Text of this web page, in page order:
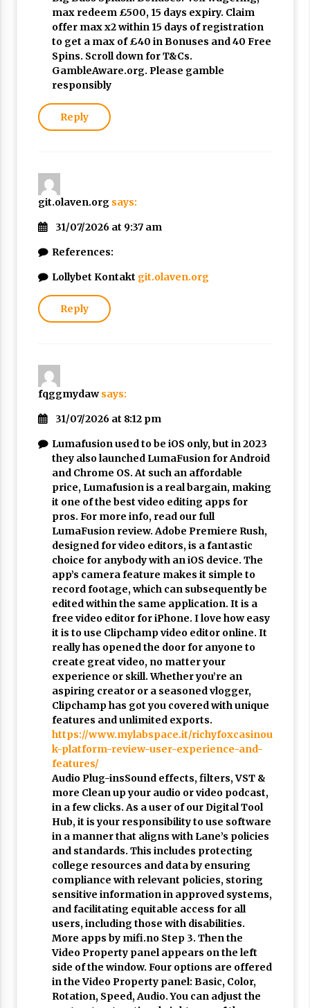
max redeem £500, 15 days expiry. Claim
offer max x2 within 15 days of registration
to get a max of £40 in Bonuses and 40 Free
Spins. Scroll down for T&Cs.
GambleAware.org. Please gamble
responsibly
Reply
git.olaven.org says:
31/07/2026 at 9:37 am
References:
Lollybet Kontakt git.olaven.org
Reply
fqggmydaw says:
31/07/2026 at 8:12 pm
Lumafusion used to be iOS only, but in 2023
they also launched LumaFusion for Android
and Chrome OS. At such an affordable
price, Lumafusion is a real bargain, making
it one of the best video editing apps for
pros. For more info, read our full
LumaFusion review. Adobe Premiere Rush,
designed for video editors, is a fantastic
choice for anybody with an iOS device. The
app’s camera feature makes it simple to
record footage, which can subsequently be
edited within the same application. It is a
free video editor for iPhone. I love how easy
it is to use Clipchamp video editor online. It
really has opened the door for anyone to
create great video, no matter your
experience or skill. Whether you’re an
aspiring creator or a seasoned vlogger,
Clipchamp has got you covered with unique
features and unlimited exports.
https://www.mylabspace.it/richyfoxcasinou
k-platform-review-user-experience-and-
features/
Audio Plug-insSound effects, filters, VST &
more Clean up your audio or video podcast,
in a few clicks. As a user of our Digital Tool
Hub, it is your responsibility to use software
in a manner that aligns with Lane’s policies
and standards. This includes protecting
college resources and data by ensuring
compliance with relevant policies, storing
sensitive information in approved systems,
and facilitating equitable access for all
users, including those with disabilities.
More apps by mifi.no Step 3. Then the
Video Property panel appears on the left
side of the window. Four options are offered
in the Video Property panel: Basic, Color,
Rotation, Speed, Audio. You can adjust the